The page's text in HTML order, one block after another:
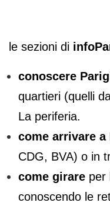
le sezioni di
conoscere
quartieri (quelli
La periferia.
come arrivare a
CDG, BVA) o in
come girare per
conoscendo le